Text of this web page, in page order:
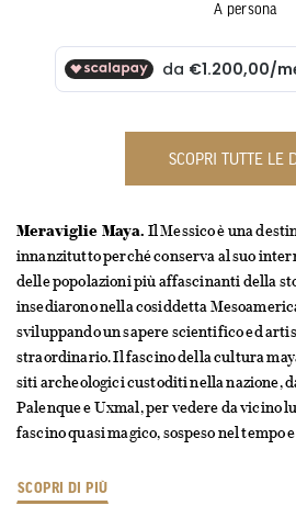
A persona
SCOPRI TUTTE LE
Meraviglie Maya. Il Messico è una
innanzitutto perché conserva al suo
delle popolazioni più affascinanti della
insediarono nella cosiddetta
sviluppando un sapere scientifico ed
straordinario. Il fascino della cultura
siti archeologici custoditi nella nazione,
Palenque e Uxmal, per vedere da vicino
fascino quasi magico, sospeso nel tempo
SCOPRI DI PIÙ